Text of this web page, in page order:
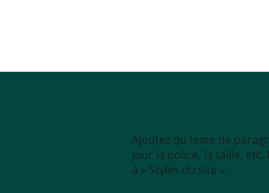
Ajoutez du texte de
jour la police, la taille,
à « Styles du site ».